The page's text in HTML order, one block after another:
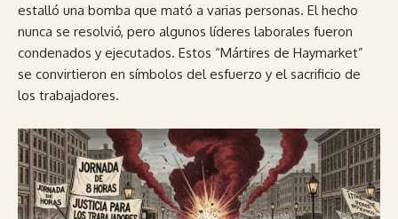
estalló una bomba que mató a varias personas. El hecho
nunca se resolvió, pero algunos líderes laborales fueron
condenados y ejecutados. Estos “Mártires de Haymarket”
se convirtieron en símbolos del esfuerzo y el sacrificio de
los trabajadores.